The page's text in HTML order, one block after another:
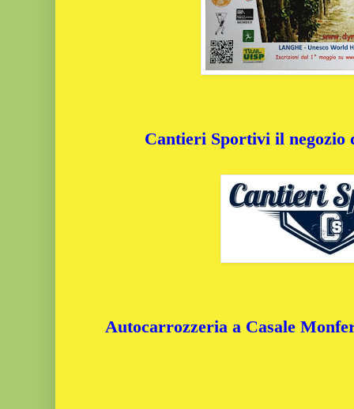
Cantieri Sportivi il negozio
Autocarrozzeria a Casale